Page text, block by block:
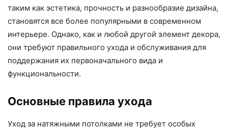
таким как эстетика, прочность и разнообразие дизайна,
становятся все более популярными в современном
интерьере. Однако, как и любой другой элемент декора,
они требуют правильного ухода и обслуживания для
поддержания их первоначального вида и
функциональности.
Основные правила ухода
Уход за натяжными потолками не требует особых